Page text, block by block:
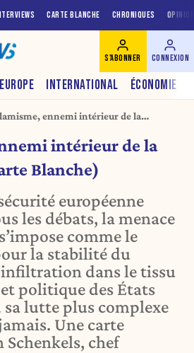
CARTE BLANCHE CHRONIQUES
EUROPE INTERNATIONAL ÉCONOMIE
S'ABONNER CONNEXION
ennemi intérieur de la
intérieur de la
Blanche)
européenne
les débats, la menace
comme le
la stabilité du
dans le tissu
politique des États
sa lutte plus complexe
Une carte
chef